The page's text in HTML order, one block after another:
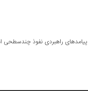
پیامدهای راهبردی نفوذ چندسطحی